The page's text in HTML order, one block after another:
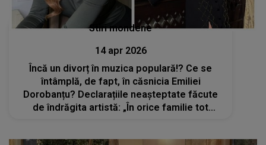
Stiri mondene
14 apr 2026
Încă un divorț în muzica populară!? Ce se
întâmplă, de fapt, în căsnicia Emiliei
Dorobanțu? Declarațiile neașteptate făcute
de îndrăgita artistă: „În orice familie tot